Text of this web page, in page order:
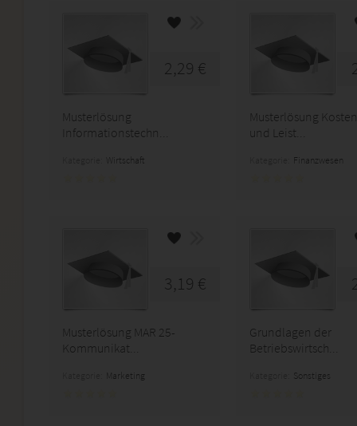
2,29 €
Musterlösung
Informationstechn...
Wirtschaft
Musterlösung
und Leist...
Finanzwesen
3,19 €
Musterlösung MAR 25-
Kommunikat...
Marketing
Grundlagen der
Betriebswirtsch...
Sonstiges